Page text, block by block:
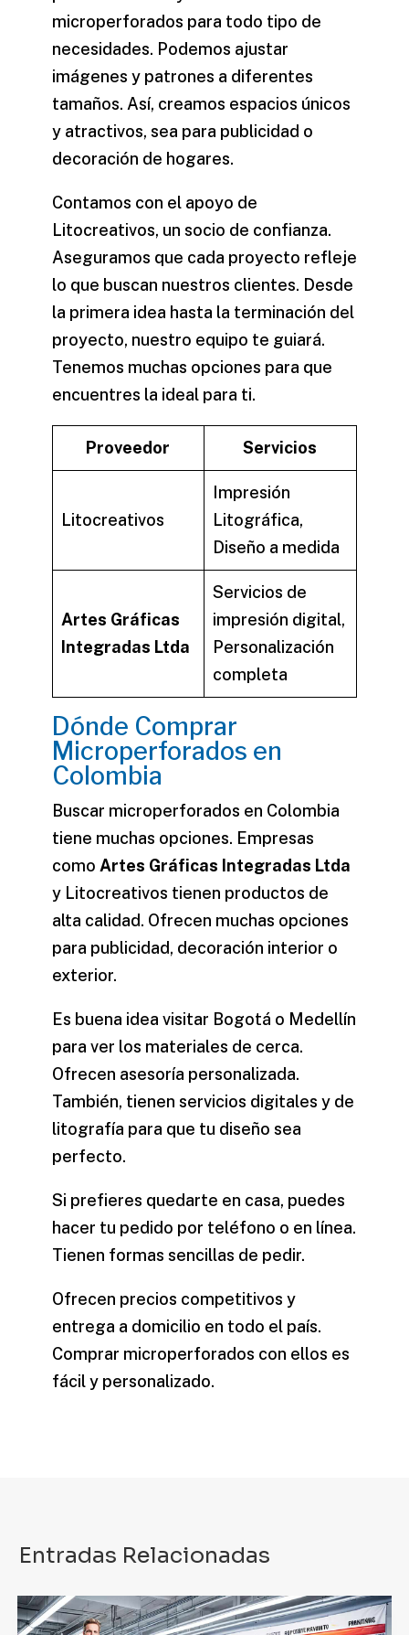
microperforados para todo tipo de
necesidades. Podemos ajustar
imágenes y patrones a diferentes
tamaños. Así, creamos espacios únicos
y atractivos, sea para publicidad o
decoración de hogares.
Contamos con el apoyo de
Litocreativos, un socio de confianza.
Aseguramos que cada proyecto refleje
lo que buscan nuestros clientes. Desde
la primera idea hasta la terminación del
proyecto, nuestro equipo te guiará.
Tenemos muchas opciones para que
encuentres la ideal para ti.
Proveedor Servicios
Litocreativos
Impresión
Litográfica,
Diseño a medida
Artes Gráficas
Integradas Ltda
Servicios de
impresión digital,
Personalización
completa
Dónde Comprar
Microperforados en
Colombia
Buscar microperforados en Colombia
tiene muchas opciones. Empresas
como Artes Gráficas Integradas Ltda
y Litocreativos tienen productos de
alta calidad. Ofrecen muchas opciones
para publicidad, decoración interior o
exterior.
Es buena idea visitar Bogotá o Medellín
para ver los materiales de cerca.
Ofrecen asesoría personalizada.
También, tienen servicios digitales y de
litografía para que tu diseño sea
perfecto.
Si prefieres quedarte en casa, puedes
hacer tu pedido por teléfono o en línea.
Tienen formas sencillas de pedir.
Ofrecen precios competitivos y
entrega a domicilio en todo el país.
Comprar microperforados con ellos es
fácil y personalizado.
Entradas Relacionadas